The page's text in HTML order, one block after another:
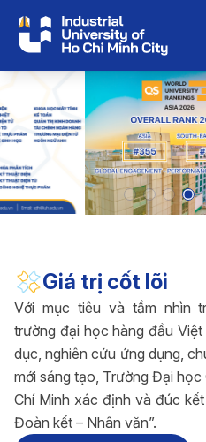
Giá trị cốt lõi
Với mục tiêu và tầm nhìn
trường đại học hàng đầu
dục, nghiên cứu ứng dụng,
mới sáng tạo, Trường Đại
Chí Minh xác định và đúc
Đoàn kết – Nhân văn”.